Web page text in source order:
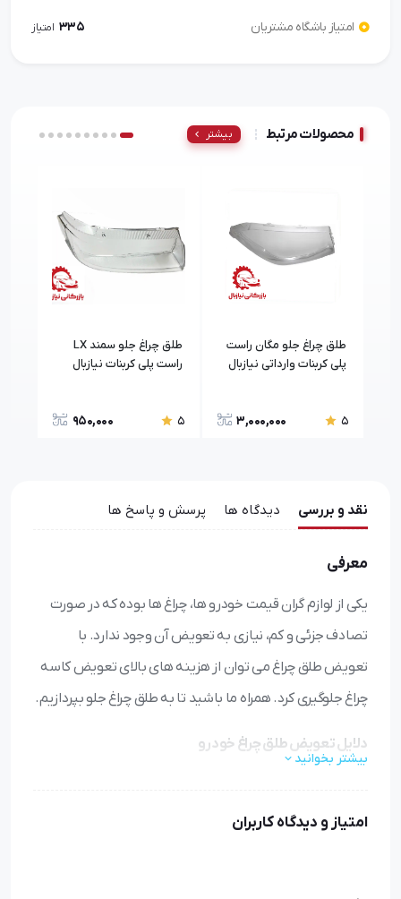
امتیاز باشگاه مشتریان 335 امتیاز
محصولات مرتبط بیشتر
طلق چراغ جلو مگان راست
پلی کربنات وارداتی نیازبال
5
3,000,000
طلق چراغ جلو سمند LX
راست پلی کربنات نیازبال
5
950,000
نقد و بررسی دیدگاه ها پرسش و پاسخ ها
معرفی
یکی از لوازم گران قیمت خودرو ها، چراغ ها بوده که در صورت
تصادف جزئی و کم، نیازی به تعویض آن وجود ندارد. با
تعویض طلق چراغ می توان از هزینه های بالای تعویض کاسه
چراغ جلوگیری کرد. همراه ما باشید تا به طلق چراغ جلو بپردازیم.
دلایل تعویض طلق چراغ خودرو
احتمال وقوع تصادفات و صدمه به خودرو و افراد را افزایش می‌
بیشتر بخوانید
امتیاز و دیدگاه کاربران